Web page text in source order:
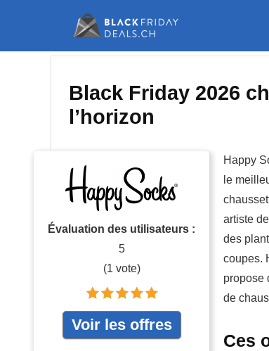
Black Friday 2026
l’horizon
Évaluation des utilisateurs :
5
(1 vote)
Voir les offres
Happy
le
artiste
des
coupes.
propose
de
Ces